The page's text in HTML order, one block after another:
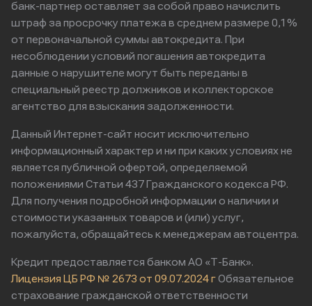
банк-партнер оставляет за собой право начислить
штраф за просрочку платежа в среднем размере 0,1%
от первоначальной суммы автокредита. При
несоблюдении условий погашения автокредита
данные о нарушителе могут быть переданы в
специальный реестр должников и коллекторское
агентство для взыскания задолженности.
Данный Интернет-сайт носит исключительно
информационный характер и ни при каких условиях не
является публичной офертой, определяемой
положениями Статьи 437 Гражданского кодекса РФ.
Для получения подробной информации о наличии и
стоимости указанных товаров и (или) услуг,
пожалуйста, обращайтесь к менеджерам автоцентра.
Кредит предоставляется банком АО «Т-Банк».
Лицензия ЦБ РФ № 2673 от 09.07.2024 гОбязательное
страхование гражданской ответственности